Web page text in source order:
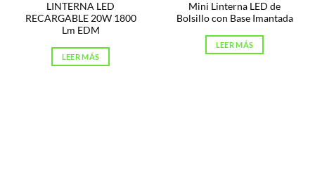
LINTERNA LED
RECARGABLE 20W 1800
Lm EDM
LEER MÁS
Mini Linterna LED de
Bolsillo con Base Imantada
LEER MÁS